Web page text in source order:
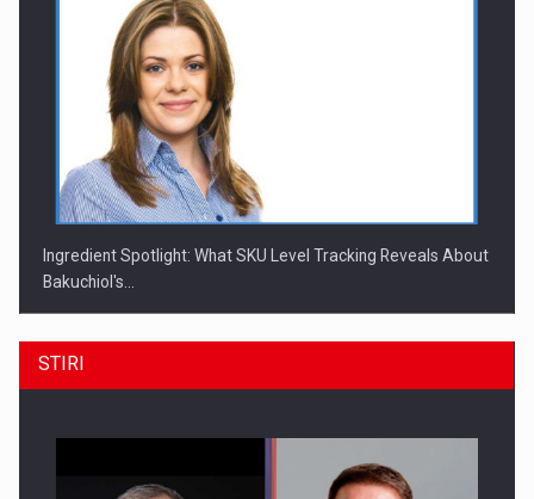
Ingredient Spotlight: What SKU Level Tracking Reveals About
Bakuchiol's…
STIRI